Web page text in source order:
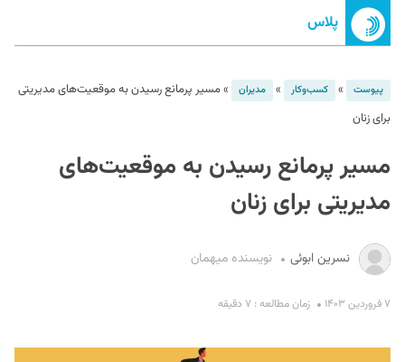
پلاس
پیوست » کسب‌و‌کار » مدیران »مسیر پرمانع رسیدن به موقعیت‌های مدیریتی
برای زنان
مسیر پرمانع رسیدن به موقعیت‌های
مدیریتی برای زنان
نسرین ابوئی نویسنده میهمان
۷ فروردین ۱۴۰۳ زمان مطالعه : ۷ دقیقه